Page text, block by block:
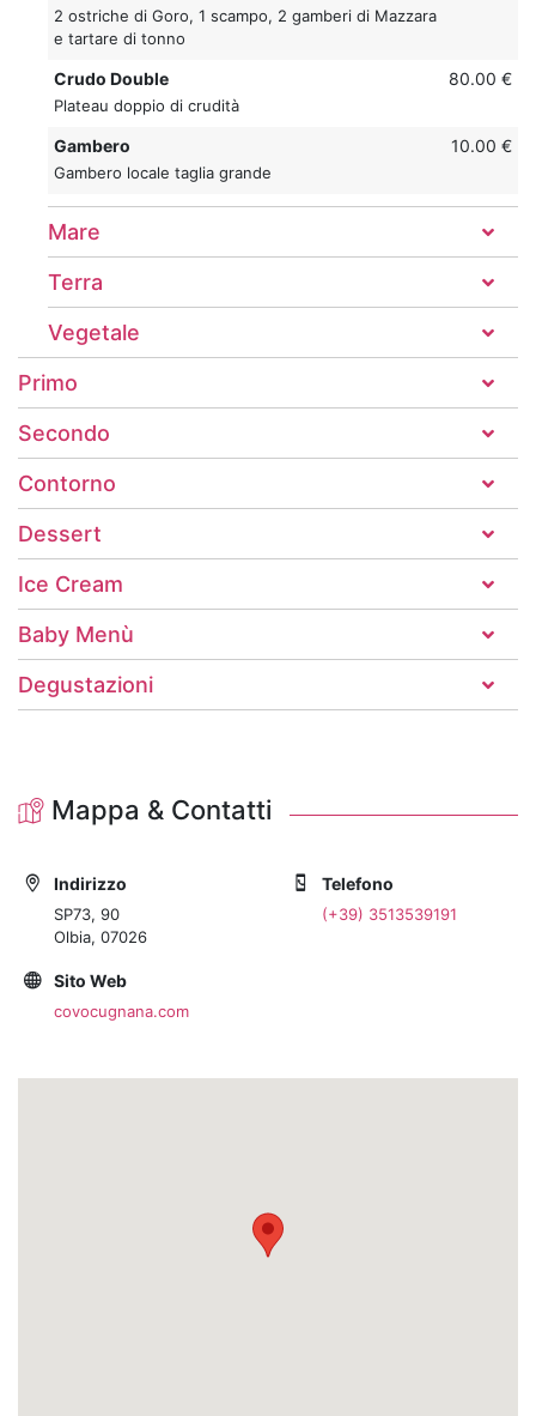
2 ostriche di Goro, 1 scampo, 2 gamberi di Mazzara
e tartare di tonno
Crudo Double
Plateau doppio di crudità
80.00 €
Gambero
Gambero locale taglia grande
10.00 €
Mare
Terra
Vegetale
Primo
Secondo
Contorno
Dessert
Ice Cream
Baby Menù
Degustazioni
Mappa & Contatti
Indirizzo
SP73, 90
Olbia, 07026
Telefono
(+39) 3513539191
Sito Web
covocugnana.com